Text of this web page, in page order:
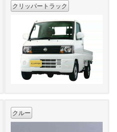
クリッパートラック
クルー